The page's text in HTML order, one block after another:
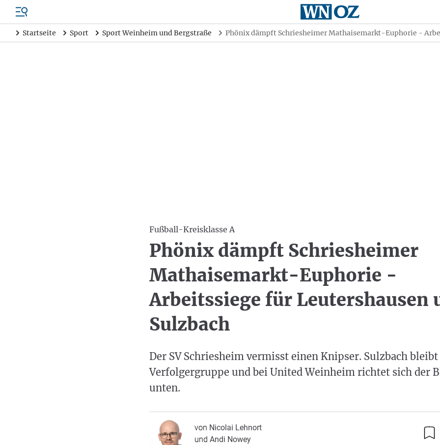
Startseite Sport Sport Weinheim und Bergstraße Phönix dämpft Schriesheimer Mathaisemarkt-Euphorie -
Fußball-Kreisklasse A
Phönix dämpft Schriesheimer
Mathaisemarkt-Euphorie -
Arbeitssiege für Leutershausen
Sulzbach
Der SV Schriesheim vermisst einen Knipser. Sulzbach
Verfolgergruppe und bei United Weinheim richtet sich der
unten.
von Nicolai Lehnort
und Andi Nowey